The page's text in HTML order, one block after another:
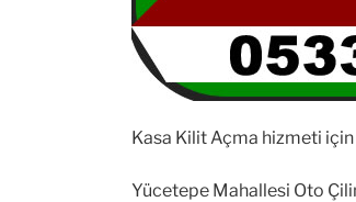
Kasa Kilit Açma hizmeti
Yücetepe Mahallesi Oto